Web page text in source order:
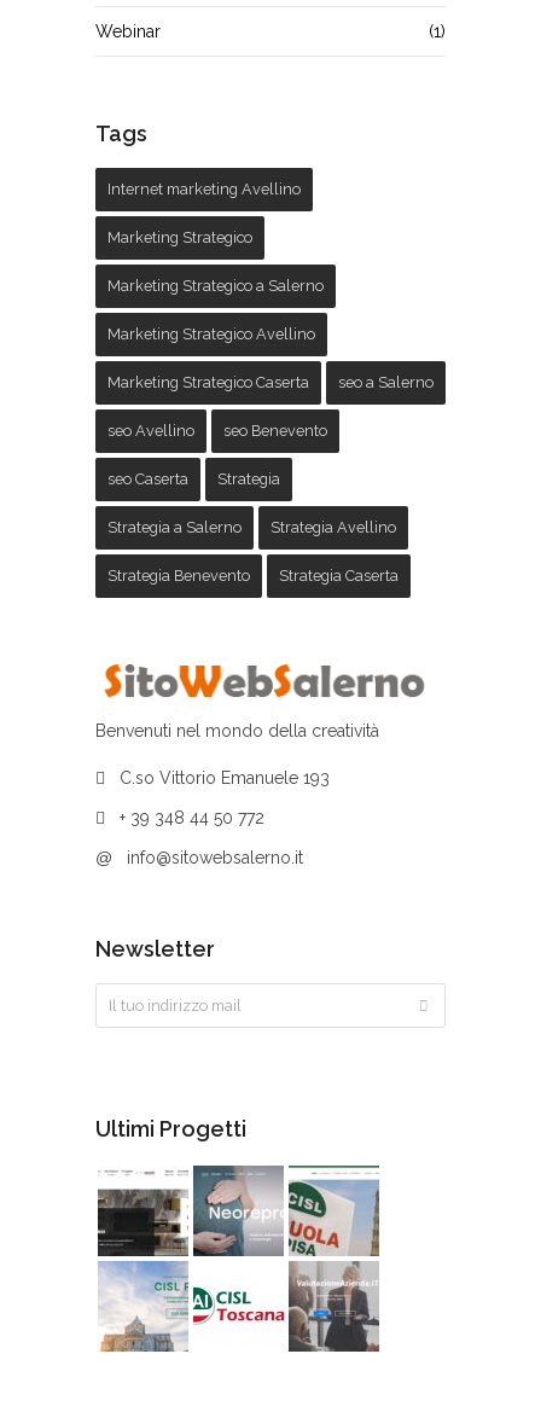
Webinar (1)
Tags
Internet marketing Avellino
Marketing Strategico
Marketing Strategico a Salerno
Marketing Strategico Avellino
Marketing Strategico Caserta seo a Salerno
seo Avellino seo Benevento
seo Caserta Strategia
Strategia a Salerno Strategia Avellino
Strategia Benevento Strategia Caserta
Benvenuti nel mondo della creatività
C.so Vittorio Emanuele 193
+ 39 348 44 50 772
@ info@sitowebsalerno.it
Newsletter
Ultimi Progetti